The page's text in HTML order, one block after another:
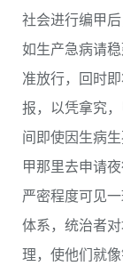
社会进行编甲后
如生产急病请
准放行，回时
报，以凭拿究
间即使因生病
甲那里去申请
严密程度可见
体系，统治者
理，使他们就